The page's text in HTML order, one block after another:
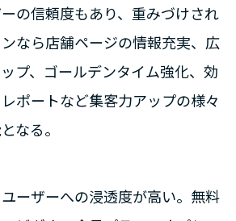
の信頼度もあり、重みづけされ
なら店舗ページの情報充実、広
プ、ゴールデンタイム強化、効
ポートなど集客力アップの様々
なる。
ーザーへの浸透度が高い。無料